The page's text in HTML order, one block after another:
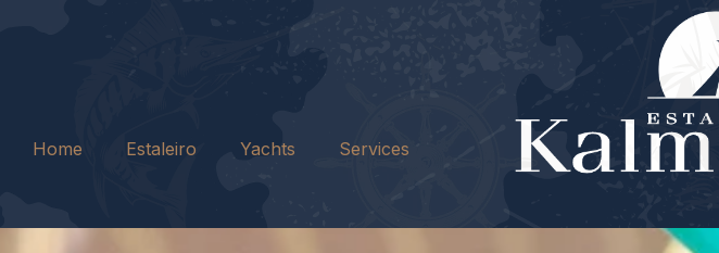
Home Estaleiro Yachts Services